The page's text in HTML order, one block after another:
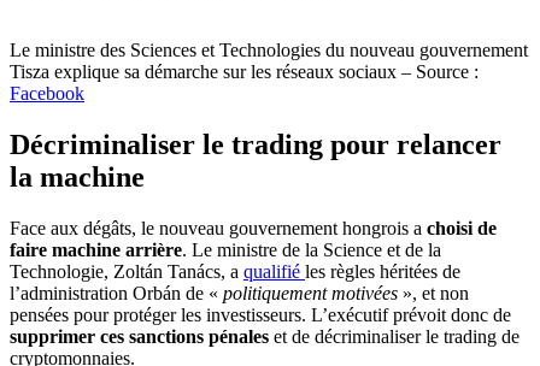
Le ministre des Sciences et Technologies du nouveau gouvernement
Tisza explique sa démarche sur les réseaux sociaux – Source :
Facebook
Décriminaliser le trading pour relancer
la machine
Face aux dégâts, le nouveau gouvernement hongrois a choisi de
faire machine arrière. Le ministre de la Science et de la
Technologie, Zoltán Tanács, a qualifié les règles héritées de
l’administration Orbán de « politiquement motivées », et non
pensées pour protéger les investisseurs. L’exécutif prévoit donc de
supprimer ces sanctions pénales et de décriminaliser le trading de
cryptomonnaies.